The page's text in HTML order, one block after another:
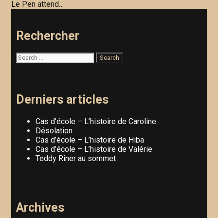
navigation
Le Pen attend…
Rechercher
Search
Derniers articles
Cas d’école – L’histoire de Caroline
Désolation
Cas d’école – L’histoire de Hiba
Cas d’école – L’histoire de Valérie
Teddy Riner au sommet
Archives